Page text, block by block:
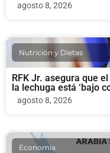
agosto 8, 2026
Nutrición y Dietas
RFK Jr. asegura que
la lechuga está ‘bajo
agosto 8, 2026
Economia